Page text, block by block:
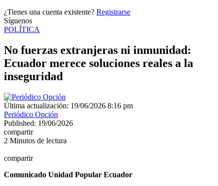
¿Tienes una cuenta existente? Registrarse
Síguenos
POLÍTICA
No fuerzas extranjeras ni inmunidad:
Ecuador merece soluciones reales a la
inseguridad
Última actualización: 19/06/2026 8:16 pm
Periódico Opción
Published: 19/06/2026
compartir
2 Minutos de lectura
compartir
Comunicado Unidad Popular Ecuador